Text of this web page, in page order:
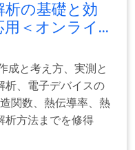
析の基礎と効
＜オンライ...
成と考え方、実測と
析、電子デバイスの
関数、熱伝導率、熱
析方法までを修得